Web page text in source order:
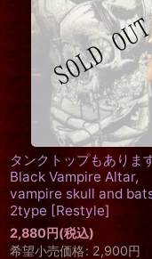
タンクトップもありま
Black Vampire Altar,
vampire skull and
2type [Restyle]
2,880円(税込)
希望小売価格: 2,900円